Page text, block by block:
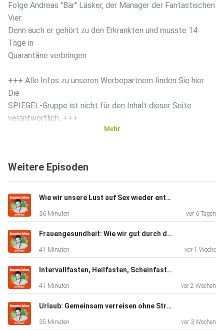
Folge Andreas "Bär" Läsker, der Manager der Fantastischen
Vier.
Denn auch er gehört zu den Erkrankten und musste 14
Tage in
Quarantäne verbringen.
+++ Alle Infos zu unseren Werbepartnern finden Sie hier.
Die
SPIEGEL-Gruppe ist nicht für den Inhalt dieser Seite
verantwortlich. +++
Entdecken
spiegel.de/abonnieren
finden Sie das passende Angebot.
Alle SPIEGEL Podcasts finden Sie hier.
Den SPIEGEL-WhatsApp-Kanal finden Sie hier.
Hier geht es zu unserem SPIEGEL Shop.
Mehr
Weitere Episoden
Wie wir unsere Lust auf Sex wieder entdecken können (mit Stephanie Kossow)
36 Minuten vor 6 Tagen
Frauengesundheit: Wie wir gut durch die Wechseljahre kommen (Mit Katrin Schaudig)
41 Minuten vor 1 Woche
Intervallfasten, Heilfasten, Scheinfasten: Welche Methode passt zu mir? (Mit Andreas Michalsen)
41 Minuten vor 2 Wochen
Urlaub: Gemeinsam verreisen ohne Stress (Mit Jochen Schliemann)
35 Minuten vor 3 Wochen